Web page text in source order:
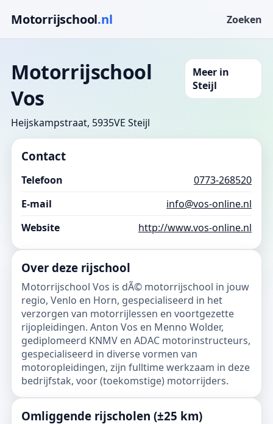
Motorrijschool.nl Zoeken
Motorrijschool
Vos
Heijskampstraat, 5935VE Steijl
Meer in
Steijl
Contact
Telefoon
0773-268520
E-mail
info@vos-online.nl
Website
http://www.vos-online.nl
Over deze rijschool
Motorrijschool Vos is dÃ© motorrijschool in jouw
regio, Venlo en Horn, gespecialiseerd in het
verzorgen van motorrijlessen en voortgezette
rijopleidingen. Anton Vos en Menno Wolder,
gediplomeerd KNMV en ADAC motorinstructeurs,
gespecialiseerd in diverse vormen van
motoropleidingen, zijn fulltime werkzaam in deze
bedrijfstak, voor (toekomstige) motorrijders.
Omliggende rijscholen (±25 km)